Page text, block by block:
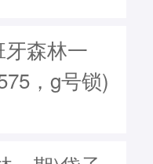
森林一
，g号锁)